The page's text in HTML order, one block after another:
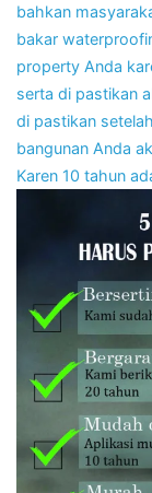
bahkan
bakar
property Anda
serta di pastikan
di pastikan
bangunan Anda
Karen 10 tahun